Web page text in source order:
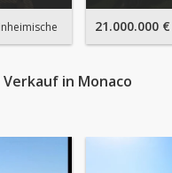
21.000.000 €
in Monaco